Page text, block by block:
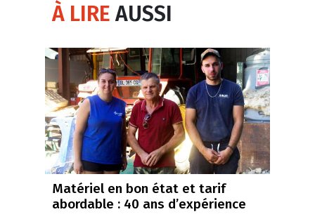
À LIREAUSSI
Matériel en bon état et tarif
abordable : 40 ans d’expérience